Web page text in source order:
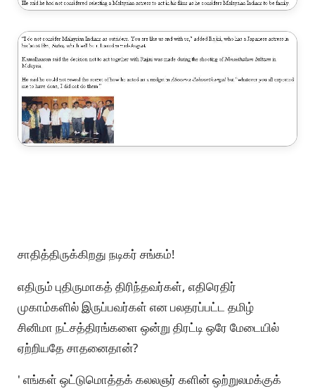
சாதித்திருக்கிறது நடிகர்‌ சங்கம்‌!
எதிரும்‌ புதிருமாகத்‌ திரிந்தவர்கள்‌, எதிரெதிர்‌
முகாம்களில்‌ இருப்பவர்கள்‌ என பலதரப்பட்ட தமிழ்‌
சினிமா நட்சத்திரங்களை ஒன்று திரட்டி ஒரே மேடையில்‌
ஏற்றியதே சாதனைதான்‌?
' எங்கள்‌ ஒட்டுமொத்தக்‌ கலலஞர்‌ களின்‌ ஒற்றுலமக்குக்‌